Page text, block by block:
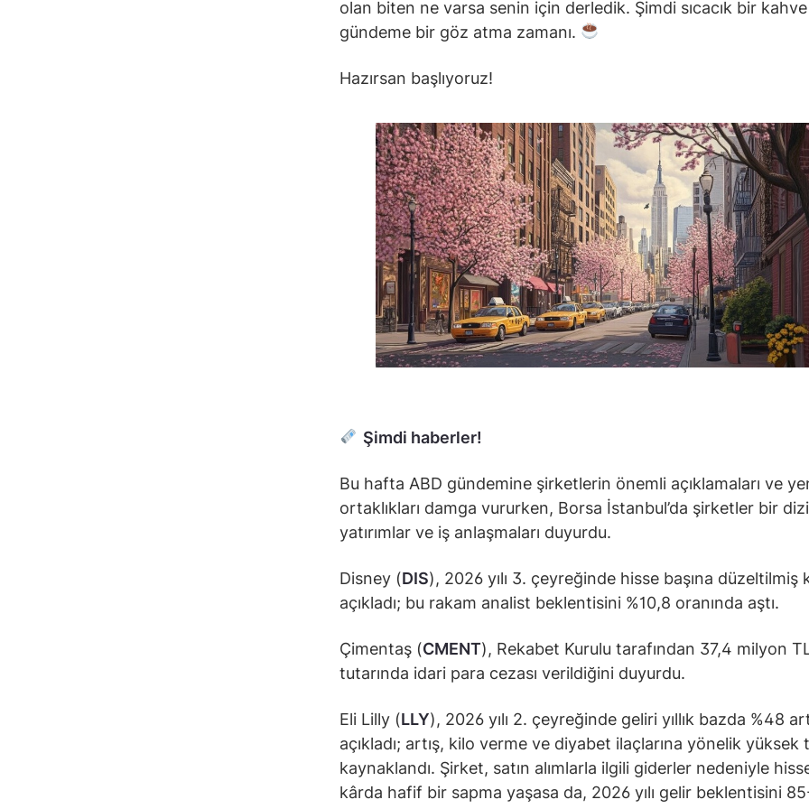
olan biten ne varsa senin için derledik. Şimdi sıcacık bir kahve
gündeme bir göz atma zamanı.
Hazırsan başlıyoruz!
Şimdi haberler!
Bu hafta ABD gündemine şirketlerin önemli açıklamaları ve
ortaklıkları damga vururken, Borsa İstanbul’da şirketler bir
yatırımlar ve iş anlaşmaları duyurdu.
Disney (DIS), 2026 yılı 3. çeyreğinde hisse başına düzeltilmiş
açıkladı; bu rakam analist beklentisini %10,8 oranında aştı.
Çimentaş (CMENT), Rekabet Kurulu tarafından 37,4 milyon
tutarında idari para cezası verildiğini duyurdu.
Eli Lilly (LLY), 2026 yılı 2. çeyreğinde geliri yıllık bazda %48
açıkladı; artış, kilo verme ve diyabet ilaçlarına yönelik yüksek
kaynaklandı. Şirket, satın alımlarla ilgili giderler nedeniyle
kârda hafif bir sapma yaşasa da, 2026 yılı gelir beklentisini